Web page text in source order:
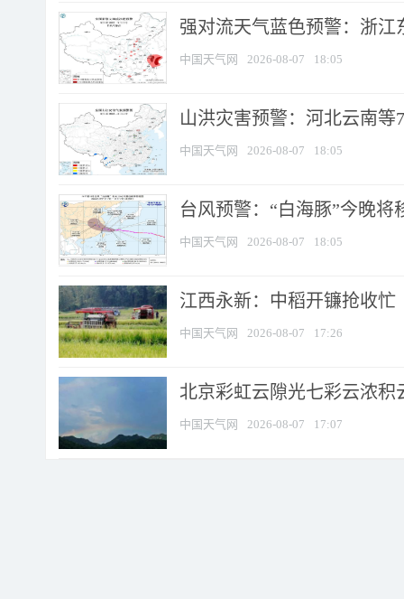
强对流天气蓝色预警：浙江
中国天气网 2026-08-07 18:05
山洪灾害预警：河北云南
中国天气网 2026-08-07 18:05
台风预警：“白海豚”今晚将
中国天气网 2026-08-07 18:05
江西永新：中稻开镰抢收忙
中国天气网 2026-08-07 17:26
北京彩虹云隙光七彩云浓积
中国天气网 2026-08-07 17:07